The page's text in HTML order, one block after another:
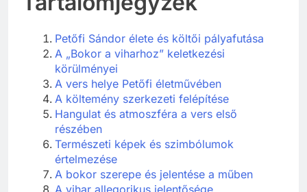
Petőfi Sándor élete és költői pályafutása
A „Bokor a viharhoz” keletkezési
körülményei
A vers helye Petőfi életművében
A költemény szerkezeti felépítése
Hangulat és atmoszféra a vers első
részében
Természeti képek és szimbólumok
értelmezése
A bokor szerepe és jelentése a műben
A vihar allegorikus jelentősége